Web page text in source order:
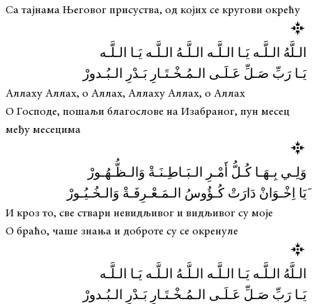
Са тајнама Његовог присуства, од којих се кругови окрећу
الـلَّهُ الـلَّـه يَـا الـلَّـه الـلَّـهُ الـلَّـه يَـا الـلَّـه
يَـا رَبِّ صَـلِّ عَـلَـى الـمُـخْـتَـارِ بَـدْرِ الـبُـدورْ
Аллаху Аллах, о Аллах, Аллаху Аллах, о Аллах
О Господе, пошаљи благослове на Изабраног, пун месец
међу месецима
وَلِـي بِـهَـا كُـلُّ أَمْـرِ الـبَـاطِـنَـةْ وَالـظُّـهُـورْ
َیَا اِخْـوَانْ دَارَتْ كُـؤُوسُ الـمَـعْـرِفَـةْ وَالـخُـيُـورْ
И кроз то, све ствари невидљивог и видљивог су моје
О браћо, чаше знања и доброте су се окренуле
الـلَّهُ الـلَّـه يَـا الـلَّـه الـلَّـهُ الـلَّـه يَـا الـلَّـه
يَـا رَبِّ صَـلِّ عَـلَـى الـمُـخْـتَـارِ بَـدْرِ الـبُـدورْ